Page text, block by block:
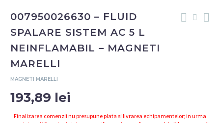
007950026630 – FLUID
SPALARE SISTEM AC 5 L
NEINFLAMABIL – MAGNETI
MARELLI
MAGNETI MARELLI
193,89 lei
Finalizarea comenzii nu presupune plata si livrarea echipamentelor; in urma